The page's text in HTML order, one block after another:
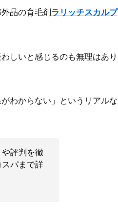
品の育毛剤 ラリッチスカルプ
しいと感じるのも無理はあり
わからない」というリアルな
評判を徹
パまで詳